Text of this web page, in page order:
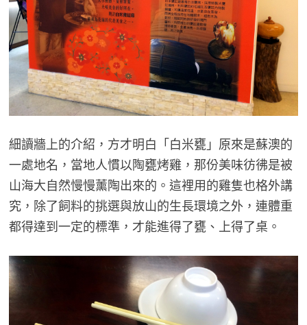
細讀牆上的介紹，方才明白「白米甕」原來是蘇澳的
一處地名，當地人慣以陶甕烤雞，那份美味彷彿是被
山海大自然慢慢薰陶出來的。這裡用的雞隻也格外講
究，除了飼料的挑選與放山的生長環境之外，連體重
都得達到一定的標準，才能進得了甕、上得了桌。